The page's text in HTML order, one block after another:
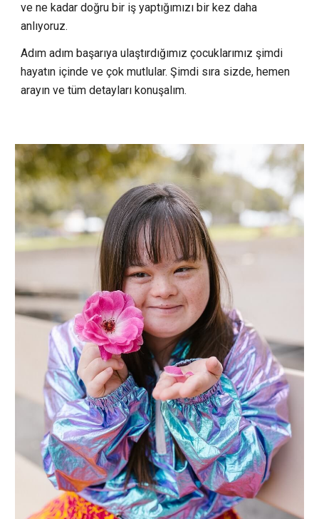
ve ne kadar doğru bir iş yaptığımızı bir kez daha
anlıyoruz.
Adım adım başarıya ulaştırdığımız çocuklarımız şimdi
hayatın içinde ve çok mutlular. Şimdi sıra sizde, hemen
arayın ve tüm detayları konuşalım.